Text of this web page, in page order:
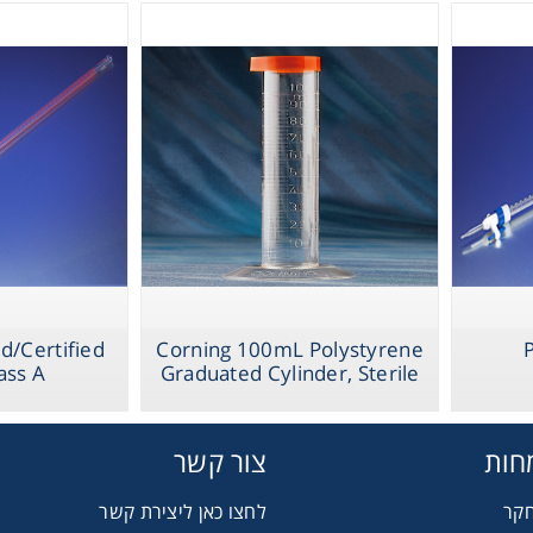
Corning 100mL Polystyrene
Graduated Cylinder, Sterile
Certified
A
צור קשר
לחצו כאן ליצירת קשר
Lab